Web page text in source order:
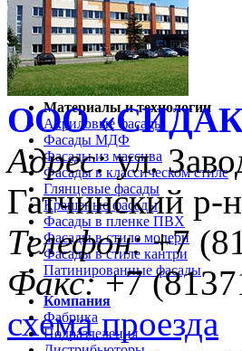
Кухни и мебель
Кухни Softline Marine
Кухни Сидак-СП
Гид по декорам
Материалы и технологии
Акриловые фасады
Фасады МДФ
Фасады из массива
Фасады в классическом стиле
Глянцевые фасады
Крашеные фасады
Фасады в пленке ПВХ
Фасады в стиле модерн
Фасады в стиле кантри
Патинированные фасады
Компания
Фабрика
Подразделения
ООО
Адрес:ул.
Гатчинский р-
Телефон:+7
Факс:+7
схема проезда